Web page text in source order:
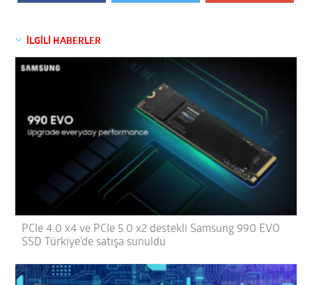
İLGİLİ HABERLER
PCIe 4.0 x4 ve PCIe 5.0 x2 destekli Samsung 990 EVO
SSD Türkiye’de satışa sunuldu